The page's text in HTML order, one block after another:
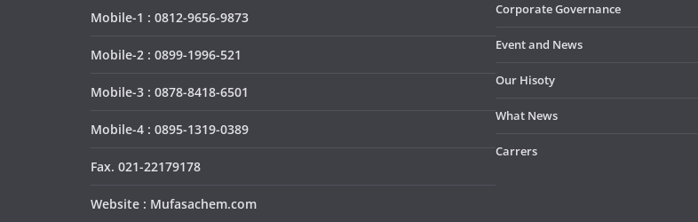
Mobile-1 : 0812-9656-9873
Mobile-2 : 0899-1996-521
Mobile-3 : 0878-8418-6501
Mobile-4 : 0895-1319-0389
Fax. 021-22179178
Website : Mufasachem.com
Corporate Governance
Event and News
Our Hisoty
What News
Carrers